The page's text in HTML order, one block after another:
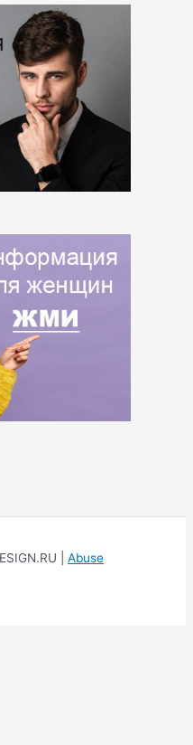
| Abuse